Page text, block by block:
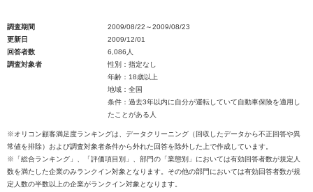
調査期間
2009/08/22～2009/08/23
更新日
2009/12/01
回答者数
6,086人
調査対象者
性別：指定なし
年齢：18歳以上
地域：全国
条件：過去3年以内に自分が運転していて自動車保険を適用し
たことがある人
※オリコン顧客満足度ランキングは、データクリーニング（回収したデータから不正回答や異
常値を排除）および調査対象者条件から外れた回答を除外した上で作成しています。
※「総合ランキング」、「評価項目別」、部門の「業態別」においては有効回答者数が規定人
数を満たした企業のみランクイン対象となります。その他の部門においては有効回答者数が規
定人数の半数以上の企業がランクイン対象となります。